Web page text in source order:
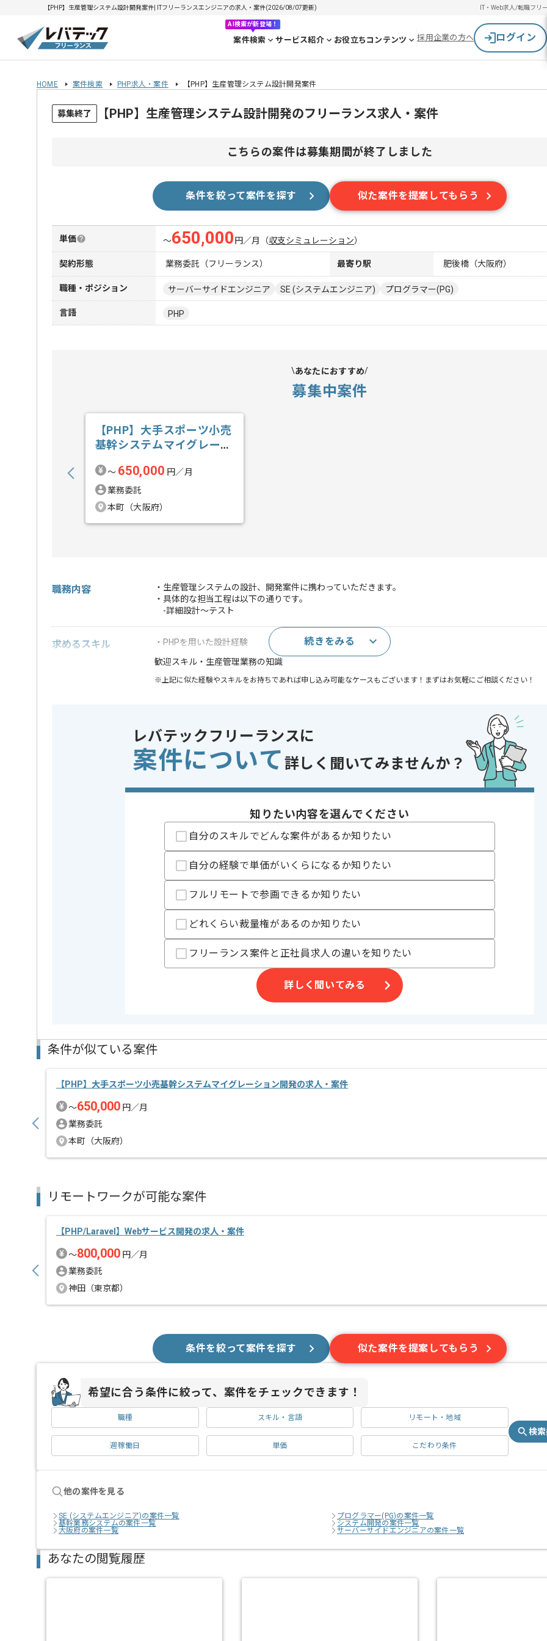
【PHP】生産管理システム設計開発案件| ITフリーランスエンジニアの求人・案件(2026/08/07更新) IT・Web求人/転職フリ
AI検索が新登場！
案件検索 サービス紹介 お役立ちコンテンツ 採用企業の方へ ログイン
HOME 案件検索 PHP求人・案件 【PHP】生産管理システム設計開発案件
募集終了 【PHP】生産管理システム設計開発のフリーランス求人・案件
こちらの案件は募集期間が終了しました
条件を絞って案件を探す 似た案件を提案してもらう
単価 〜650,000 円／月 （収支シミュレーション）
契約形態 業務委託（フリーランス） 最寄り駅 肥後橋（大阪府）
職種・ポジション サーバーサイドエンジニア SE (システムエンジニア) プログラマー(PG)
言語 PHP
あなたにおすすめ
募集中案件
【PHP】大手スポーツ小売
基幹システムマイグレーシ
〜 650,000 円／月
業務委託
本町（大阪府）
職務内容
・生産管理システムの設計、開発案件に携わっていただきます。
・具体的な担当工程は以下の通りです。
-詳細設計～テスト
求めるスキル
・PHPを用いた設計経験
歓迎スキル ・生産管理業務の知識
※上記に似た経験やスキルをお持ちであれば申し込み可能なケースもございます！まずはお気軽にご相談ください！
DB
OS
Windows Server
担当領域/システム
基幹業務システム
参画実績あり
精算条件
有
支払いサイト
週5日常駐での作業を想定しております。
※滋賀で現場作業をしていただく場合がございます。
長期案件ですので腰を据えて作業されたい方におすすめです。
続きをみる
レバテックフリーランスに
案件について 詳しく聞いてみませんか？
知りたい内容を選んでください
自分のスキルでどんな案件があるか知りたい
自分の経験で単価がいくらになるか知りたい
フルリモートで参画できるか知りたい
どれくらい裁量権があるのか知りたい
フリーランス案件と正社員求人の違いを知りたい
詳しく聞いてみる
条件が似ている案件
【PHP】大手スポーツ小売基幹システムマイグレーション開発の求人・案件
〜650,000 円／月
業務委託
本町（大阪府）
リモートワークが可能な案件
【PHP/Laravel】Webサービス開発の求人・案件
〜800,000 円／月
業務委託
神田（東京都）
条件を絞って案件を探す 似た案件を提案してもらう
希望に合う条件に絞って、案件をチェックできます！
職種 スキル・言語 リモート・地域
週稼働日 単価 こだわり条件
検
他の案件を見る
SE (システムエンジニア)の案件一覧
プログラマー(PG)の案件一覧
基幹業務システムの案件一覧
システム開発の案件一覧
大阪府の案件一覧
サーバーサイドエンジニアの案件一覧
あなたの閲覧履歴